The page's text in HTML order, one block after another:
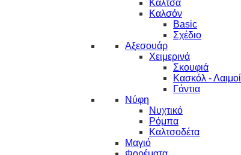
Κάλτσα
Καλσόν
Basic
Σχέδιο
Αξεσουάρ
Χειμερινά
Σκουφιά
Κασκόλ - Λαιμοί
Γάντια
Νύφη
Νυχτικό
Ρόμπα
Καλτσοδέτα
Μαγιό